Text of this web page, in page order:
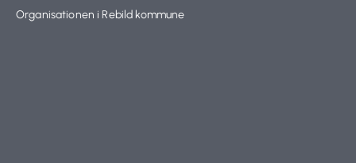
Organisationen i Rebild kommune